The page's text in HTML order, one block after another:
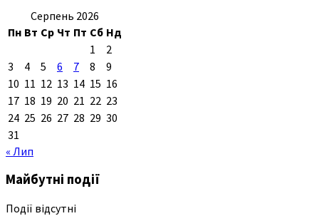
Серпень 2026
Пн Вт Ср Чт Пт Сб Нд
1
2
3
4 5 6 7 8
9
10 11 12 13 14 15 16
17 18 19 20 21 22 23
24 25 26 27 28 29 30
31
« Лип
Майбутні події
Події відсутні